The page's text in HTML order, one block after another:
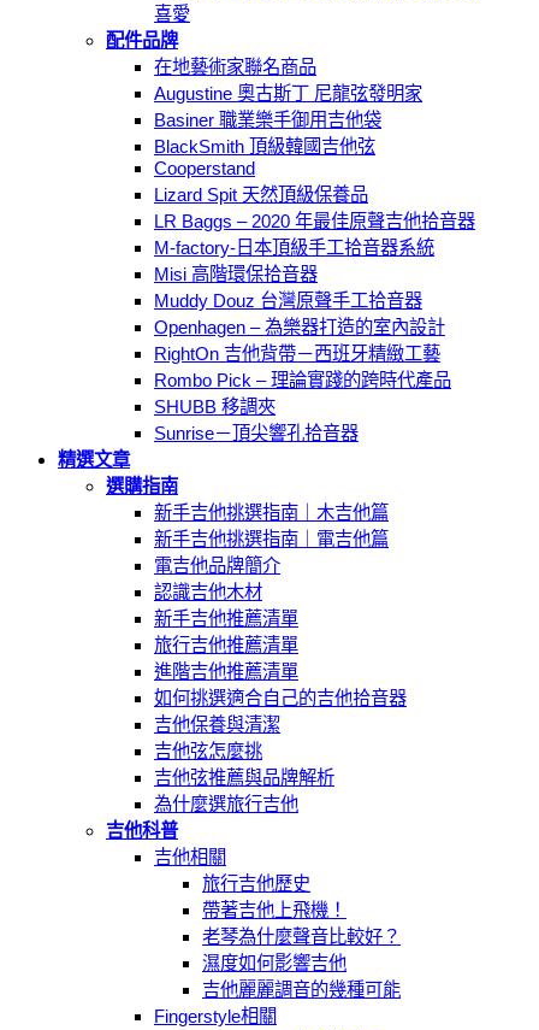
喜愛
配件品牌
在地藝術家聯名商品
Augustine 奧古斯丁 尼龍弦發明家
Basiner 職業樂手御用吉他袋
BlackSmith 頂級韓國吉他弦
Cooperstand
Lizard Spit 天然頂級保養品
LR Baggs – 2020 年最佳原聲吉他拾音器
M-factory-日本頂級手工拾音器系統
Misi 高階環保拾音器
Muddy Douz 台灣原聲手工拾音器
Openhagen – 為樂器打造的室內設計
RightOn 吉他背帶－西班牙精緻工藝
Rombo Pick – 理論實踐的跨時代產品
SHUBB 移調夾
Sunrise－頂尖響孔拾音器
精選文章
選購指南
新手吉他挑選指南｜木吉他篇
新手吉他挑選指南｜電吉他篇
電吉他品牌簡介
認識吉他木材
新手吉他推薦清單
旅行吉他推薦清單
進階吉他推薦清單
如何挑選適合自己的吉他拾音器
吉他保養與清潔
吉他弦怎麼挑
吉他弦推薦與品牌解析
為什麼選旅行吉他
吉他科普
吉他相關
旅行吉他歷史
帶著吉他上飛機！
老琴為什麼聲音比較好？
濕度如何影響吉他
吉他麗麗調音的幾種可能
Fingerstyle相關